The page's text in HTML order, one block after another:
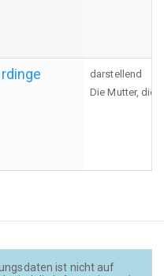
darstellend
Die Mutter, die
ist nicht auf